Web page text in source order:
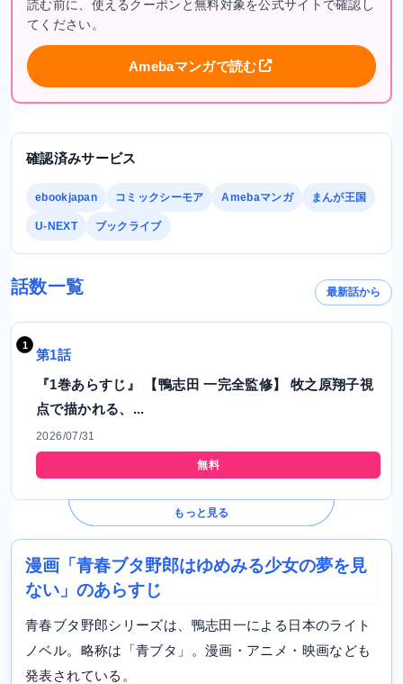
読む前に、使えるクーポンと無料対象を公式サイトで確認し
てください。
Amebaマンガで読む
確認済みサービス
ebookjapan コミックシーモア Amebaマンガ まんが王国
U-NEXT ブックライブ
話数一覧 最新話から
第1話
『1巻あらすじ』 【鴨志田 一完全監修】 牧之原翔子視
点で描かれる、...
2026/07/31
無料
もっと見る
漫画「青春ブタ野郎はゆめみる少女の夢を見
ない」のあらすじ
青春ブタ野郎シリーズは、鴨志田一による日本のライト
ノベル。略称は「青ブタ」。漫画・アニメ・映画なども
発表されている。